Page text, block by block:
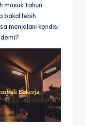
masuk tahun
bakal lebih
menjalani kondisi